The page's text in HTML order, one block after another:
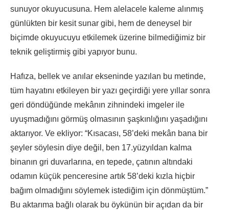
sunuyor okuyucusuna. Hem alelacele kaleme alınmış
günlükten bir kesit sunar gibi, hem de deneysel bir
biçimde okuyucuyu etkilemek üzerine bilmediğimiz bir
teknik geliştirmiş gibi yapıyor bunu.
Hafıza, bellek ve anılar ekseninde yazılan bu metinde,
tüm hayatını etkileyen bir yazı geçirdiği yere yıllar sonra
geri döndüğünde mekânın zihnindeki imgeler ile
uyuşmadığını görmüş olmasının şaşkınlığını yaşadığını
aktarıyor. Ve ekliyor: “Kısacası, 58’deki mekân bana bir
şeyler söylesin diye değil, ben 17.yüzyıldan kalma
binanın gri duvarlarına, en tepede, çatının altındaki
odamın küçük penceresine artık 58’deki kızla hiçbir
bağım olmadığını söylemek istediğim için dönmüştüm.”
Bu aktarıma bağlı olarak bu öykünün bir açıdan da bir